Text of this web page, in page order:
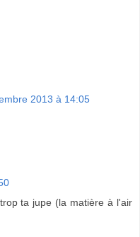
2013 à 14:05
ta jupe (la matière à l'air